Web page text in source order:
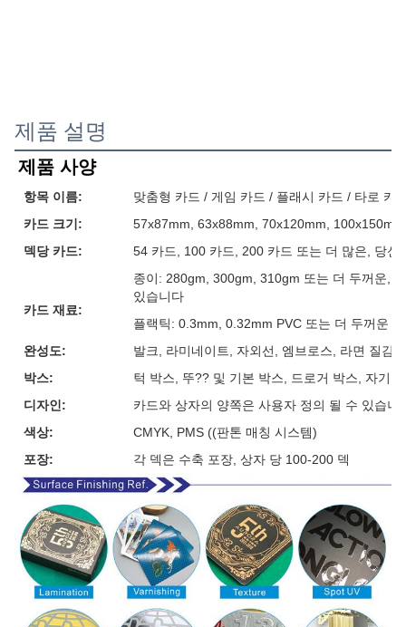
제품 설명
제품 사양
항목 이름:
맞춤형 카드 / 게임 카드 / 플래시 카드 / 타로 카
카드 크기:
57x87mm, 63x88mm, 70x120mm,
덱당 카드:
54 카드, 100 카드, 200 카드 또는 더 많은, 당신
카드 재료:
종이: 280gm, 300gm, 310gm 또는 더 두꺼운,
있습니다
플랙틱: 0.3mm, 0.32mm PVC 또는 더 두꺼운
완성도:
발크, 라미네이트, 자외선, 엠브로스, 라면 질감,
박스:
턱 박스, 뚜?? 및 기본 박스, 드로거 박스, 자기
디자인:
카드와 상자의 양쪽은 사용자 정의 될 수 있습니
색상:
CMYK, PMS ((판톤 매칭 시스템)
포장:
각 덱은 수축 포장, 상자 당 100-200 덱